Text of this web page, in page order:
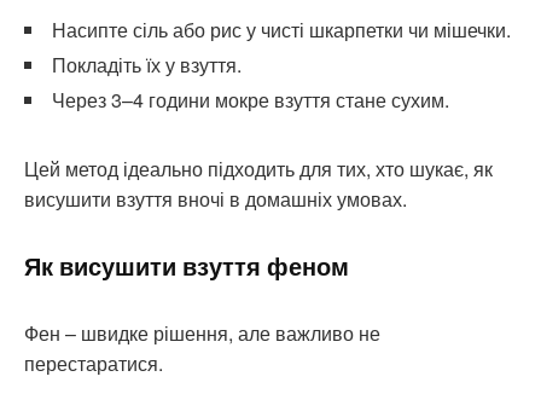
Насипте сіль або рис у чисті шкарпетки чи мішечки.
Покладіть їх у взуття.
Через 3–4 години мокре взуття стане сухим.
Цей метод ідеально підходить для тих, хто шукає, як
висушити взуття вночі в домашніх умовах.
Як висушити взуття феном
Фен – швидке рішення, але важливо не
перестаратися.